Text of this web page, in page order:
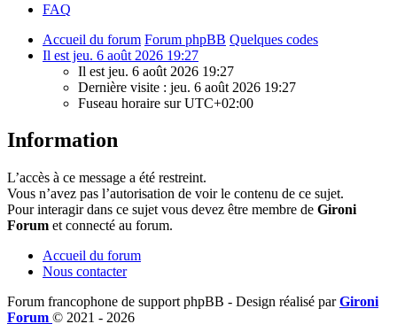
FAQ
Accueil du forum Forum phpBB Quelques codes
Il est jeu. 6 août 2026 19:27
Il est jeu. 6 août 2026 19:27
Dernière visite : jeu. 6 août 2026 19:27
Fuseau horaire surUTC+02:00
Information
L’accès à ce message a été restreint.
Vous n’avez pas l’autorisation de voir le contenu de ce sujet.
Pour interagir dans ce sujet vous devez être membre de Gironi
Forum et connecté au forum.
Accueil du forum
Nous contacter
Forum francophone de support phpBB - Design réalisé parGironi
Forum © 2021 - 2026